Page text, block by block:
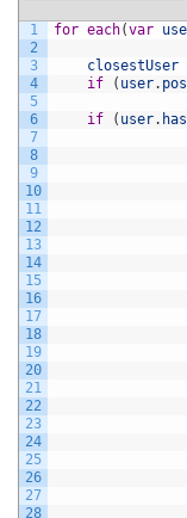
1
2
3
4
5
6
7
8
9
10
11
12
13
14
15
16
17
18
19
20
21
22
23
24
25
26
27
28
for each(var
closestUser
if
( user.
if ( user.